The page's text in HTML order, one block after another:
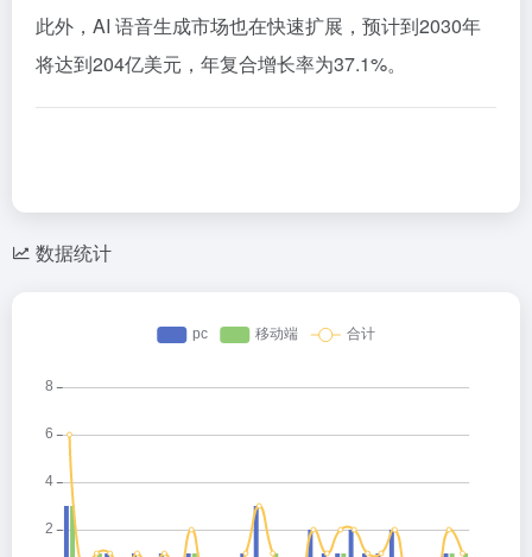
此外，AI 语音生成市场也在快速扩展，预计到2030年
将达到204亿美元，年复合增长率为37.1%。
数据统计